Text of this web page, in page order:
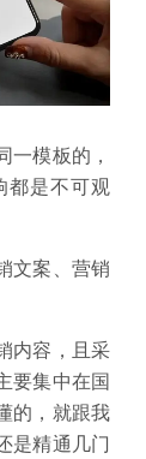
一模板的，
都是不可观
文案、营销
内容，且采
要集中在国
的，就跟我
是精通几门